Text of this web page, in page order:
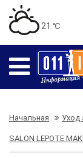
21 ℃
Начальная Уход
SALON LEPOTE MAKI